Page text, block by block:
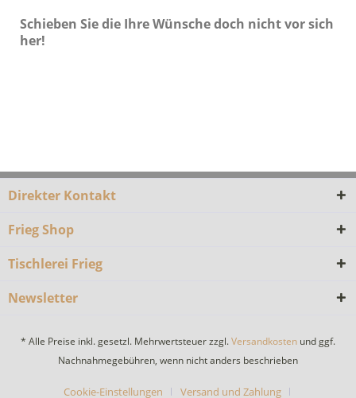
Schieben Sie die Ihre Wünsche doch nicht vor sich
her!
Direkter Kontakt
Frieg Shop
Tischlerei Frieg
Newsletter
* Alle Preise inkl. gesetzl. Mehrwertsteuer zzgl.Versandkosten und ggf.
Nachnahmegebühren, wenn nicht anders beschrieben
Cookie-Einstellungen Versand und Zahlung